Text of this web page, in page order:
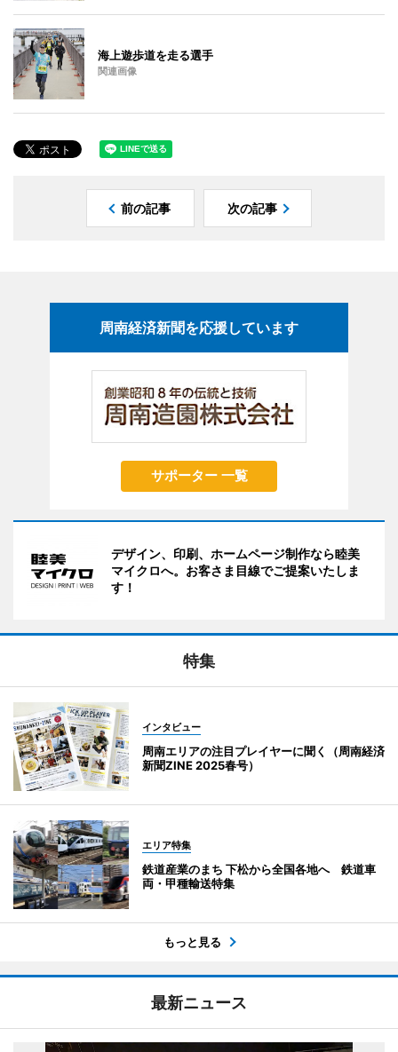
海上遊歩道を走る選手
関連画像
前の記事 次の記事
周南経済新聞を応援しています
サポーター 一覧
デザイン、印刷、ホームページ制作なら睦美
マイクロへ。お客さま目線でご提案いたしま
す！
特集
インタビュー
周南エリアの注目プレイヤーに聞く（周南経済
新聞ZINE 2025春号）
エリア特集
鉄道産業のまち 下松から全国各地へ 鉄道車
両・甲種輸送特集
もっと見る
最新ニュース